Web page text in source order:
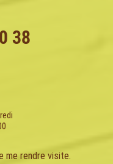
38
me rendre visite.